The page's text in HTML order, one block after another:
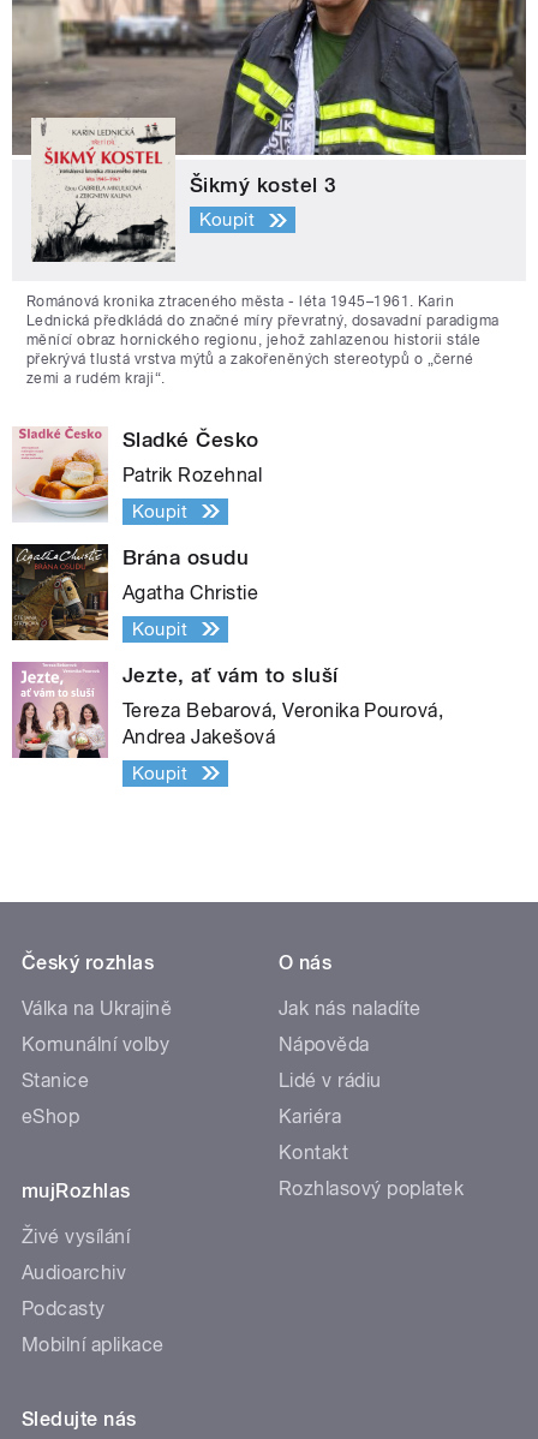
Šikmý kostel 3
Koupit
Románová kronika ztraceného města - léta 1945–1961. Karin
Lednická předkládá do značné míry převratný, dosavadní paradigma
měnící obraz hornického regionu, jehož zahlazenou historii stále
překrývá tlustá vrstva mýtů a zakořeněných stereotypů o „černé
zemi a rudém kraji“.
Sladké Česko
Patrik Rozehnal
Koupit
Brána osudu
Agatha Christie
Koupit
Jezte, ať vám to sluší
Tereza Bebarová, Veronika Pourová,
Andrea Jakešová
Koupit
Český rozhlas
Válka na Ukrajině
Komunální volby
Stanice
eShop
mujRozhlas
Živé vysílání
Audioarchiv
Podcasty
Mobilní aplikace
O nás
Jak nás naladíte
Nápověda
Lidé v rádiu
Kariéra
Kontakt
Rozhlasový poplatek
Sledujte nás